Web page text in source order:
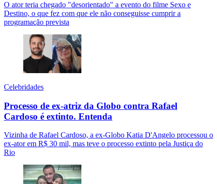
O ator teria chegado "desorientado" a evento do filme Sexo e
Destino, o que fez com que ele não conseguisse cumprir a
programação prevista
Celebridades
Processo de ex-atriz da Globo contra Rafael
Cardoso é extinto. Entenda
Vizinha de Rafael Cardoso, a ex-Globo Katia D'Angelo processou o
ex-ator em R$ 30 mil, mas teve o processo extinto pela Justiça do
Rio